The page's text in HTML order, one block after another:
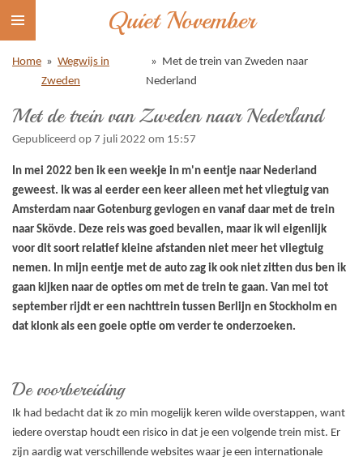
Ga
naar
Quiet November
Home » Wegwijs in
Zweden
» Met de trein van Zweden naar
Nederland
Met de trein van Zweden naar Nederland
Gepubliceerd op 7 juli 2022 om 15:57
In mei 2022 ben ik een weekje in m'n eentje naar Nederland
geweest. Ik was al eerder een keer alleen met het vliegtuig van
Amsterdam naar Gotenburg gevlogen en vanaf daar met de trein
naar Skövde. Deze reis was goed bevallen, maar ik wil eigenlijk
voor dit soort relatief kleine afstanden niet meer het vliegtuig
nemen. In mijn eentje met de auto zag ik ook niet zitten dus ben ik
gaan kijken naar de opties om met de trein te gaan. Van mei tot
september rijdt er een nachttrein tussen Berlijn en Stockholm en
dat klonk als een goeie optie om verder te onderzoeken.
De voorbereiding
Ik had bedacht dat ik zo min mogelijk keren wilde overstappen, want
iedere overstap houdt een risico in dat je een volgende trein mist. Er
zijn aardig wat verschillende websites waar je een internationale